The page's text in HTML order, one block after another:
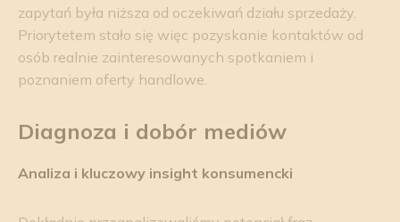
zapytań była niższa od oczekiwań działu sprzedaży.
Priorytetem stało się więc pozyskanie kontaktów od
osób realnie zainteresowanych spotkaniem i
poznaniem oferty handlowe.
Diagnoza i dobór mediów
Analiza i kluczowy insight konsumencki